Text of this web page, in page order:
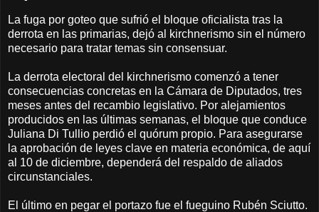
La fuga por goteo que sufrió el bloque oficialista tras la
derrota en las primarias, dejó al kirchnerismo sin el número
necesario para tratar temas sin consensuar.
La derrota electoral del kirchnerismo comenzó a tener
consecuencias concretas en la Cámara de Diputados, tres
meses antes del recambio legislativo. Por alejamientos
producidos en las últimas semanas, el bloque que conduce
Juliana Di Tullio perdió el quórum propio. Para asegurarse
la aprobación de leyes clave en materia económica, de aquí
al 10 de diciembre, dependerá del respaldo de aliados
circunstanciales.
El último en pegar el portazo fue el fueguino Rubén Sciutto.